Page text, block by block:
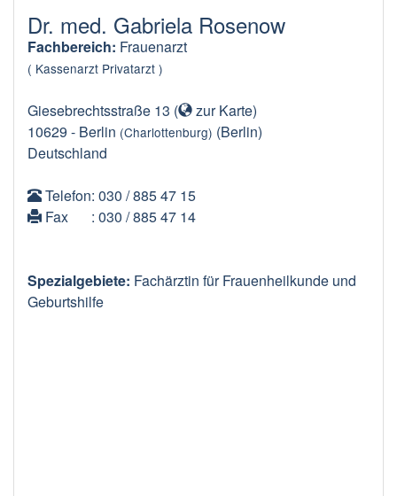
Dr. med. Gabriela Rosenow
Fachbereich: Frauenarzt
( Kassenarzt Privatarzt )
Giesebrechtsstraße 13 ( zur Karte)
10629 - Berlin (Charlottenburg) (Berlin)
Deutschland
Telefon: 030 / 885 47 15
Fax
: 030 / 885 47 14
Spezialgebiete: Fachärztin für Frauenheilkunde und
Geburtshilfe